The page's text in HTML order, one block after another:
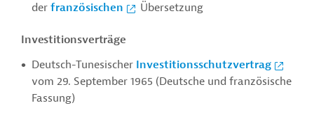
der französischen Übersetzung
Investitionsverträge
Deutsch-Tunesischer Investitionsschutzvertrag
vom 29. September 1965 (Deutsche und französische
Fassung)